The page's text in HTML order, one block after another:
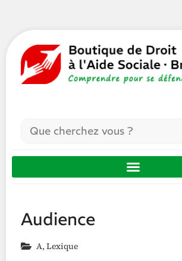
Audience
A, Lexique